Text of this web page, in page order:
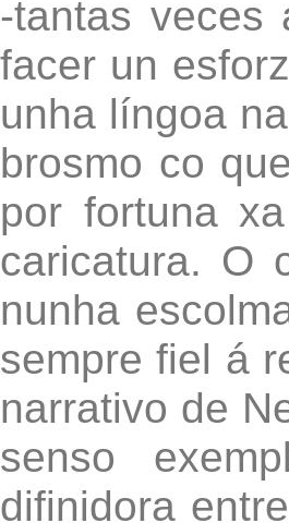
-tantas veces
facer un
unha língoa
brosmo co
por fortuna
caricatura. O
nunha
sempre fiel á
narrativo de
senso
difinidora